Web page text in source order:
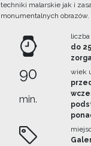
techniki malarskie jak i
monumentalnych obrazów.
90
min.
do
wiek